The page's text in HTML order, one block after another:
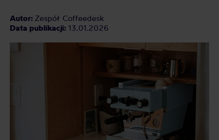
Autor: Zespół Coffeedesk
Data publikacji: 13.01.2026